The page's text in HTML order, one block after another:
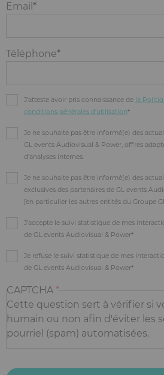
Email
Téléphone
J’atteste avoir pris connaissance de la
conditions générales d’utilisation
Je ne souhaite pas être informé(e) des
GL events Audiovisual & Power, offres
d’analyses internes.
Je ne souhaite pas être informé(e) des
exclusives des partenaires de GL events
[en particulier les autres entités du Groupe
J'accepte le suivi statistique de mes
de GL events Audiovisual & Power
Je refuse le suivi statistique de mes
de GL events Audiovisual & Power
CAPTCHA
Cette question sert à vérifier si
humain ou non afin d'éviter les
pourriel (spam) automatisées.